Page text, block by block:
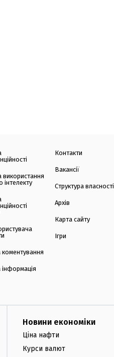
використання
інтелекту
інформація
Контакти
Вакансії
Структура власності
Архів
Карта сайту
Ігри
Новини економіки
Ціна нафти
Курси валют